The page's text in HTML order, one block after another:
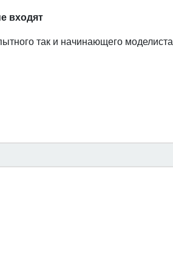
входят
так и начинающего моделиста